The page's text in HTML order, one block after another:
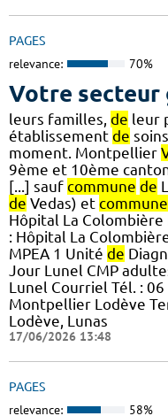
PAGES
relevance: 70%
Votre secteur
leurs familles, de leur
établissement de
moment. Montpellier
9ème et 10ème
[...] sauf commune de
de Vedas) et commune
Hôpital La
: Hôpital La
MPEA 1 Unité de
Jour Lunel CMP
Lunel Courriel Tél. :
Montpellier Lodève
Lodève, Lunas
17/06/2026 13:48
PAGES
relevance: 58%